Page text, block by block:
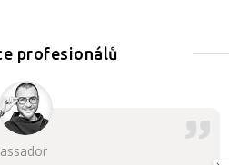
profesionálů